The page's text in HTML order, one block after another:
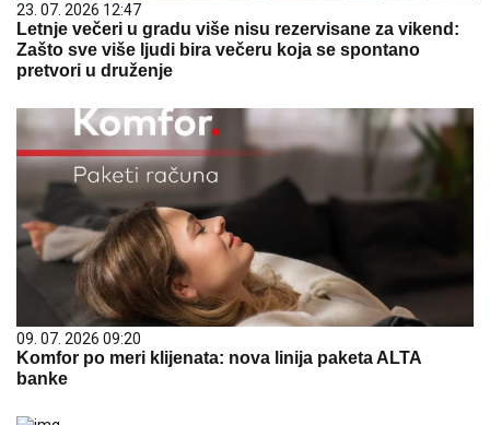
23. 07. 2026 12:47
Letnje večeri u gradu više nisu rezervisane za vikend:
Zašto sve više ljudi bira večeru koja se spontano
pretvori u druženje
09. 07. 2026 09:20
Komfor po meri klijenata: nova linija paketa ALTA
banke